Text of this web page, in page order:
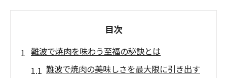
目次
難波で焼肉を味わう至福の秘訣とは
難波で焼肉の美味しさを最大限に引き出す